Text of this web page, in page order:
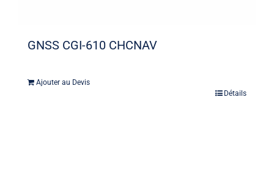
GNSS CGI-610 CHCNAV
Ajouter au Devis
Détails